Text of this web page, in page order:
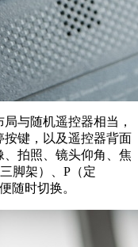
与随机遥控器相当，
键，以及遥控器背面
拍照、镜头仰角、焦
脚架）、P（定
随时切换。